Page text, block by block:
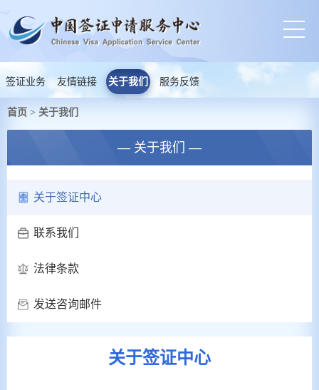
签证业务 友情链接 关于我们 服务反馈
首页 > 关于我们
— 关于我们 —
关于签证中心
联系我们
法律条款
发送咨询邮件
关于签证中心